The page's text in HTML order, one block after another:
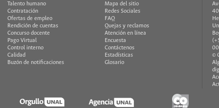
Talento humano
Contratación
Ofertas de empleo
Rendición de cuentas
Concurso docente
Pago Virtual
Control interno
Calidad
Buzón de notificaciones
Mapa del sitio
Redes Sociales
FAQ
Quejas y reclamos
Atención en línea
Encuesta
Contáctenos
Estadísticas
Glosario
©